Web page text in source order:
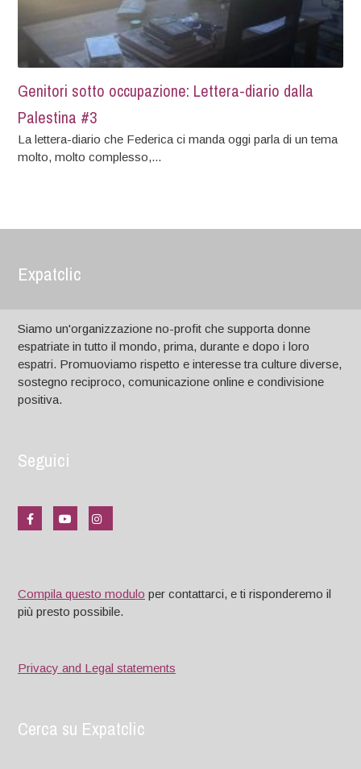
Genitori sotto occupazione: Lettera-diario dalla
Palestina #3
La lettera-diario che Federica ci manda oggi parla di un tema
molto, molto complesso,...
Expatclic
Siamo un'organizzazione no-profit che supporta donne
espatriate in tutto il mondo, prima, durante e dopo i loro
espatri. Promuoviamo rispetto e interesse tra culture diverse,
sostegno reciproco, comunicazione online e condivisione
positiva.
Seguici
Compila questo modulo per contattarci, e ti risponderemo il
più presto possibile.
Privacy and Legal statements
Cerca su Expatclic